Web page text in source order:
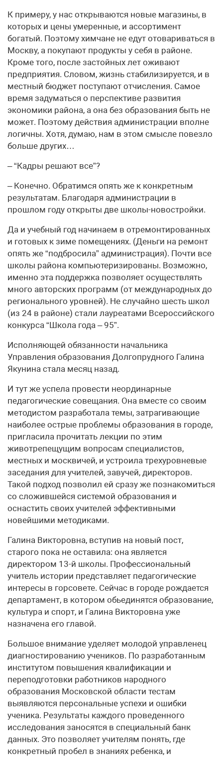
К примеру, у нас открываются новые магазины, в
которых и цены умеренные, и ассортимент
богатый. Поэтому химчане не едут отовариваться в
Москву, а покупают продукты у себя в районе.
Кроме того, после застойных лет оживают
предприятия. Словом, жизнь стабилизируется, и в
местный бюджет поступают отчисления. Самое
время задуматься о перспективе развития
экономики района, а она без образования быть не
может. Поэтому действия администрации вполне
логичны. Хотя, думаю, нам в этом смысле повезло
больше других…
– “Кадры решают все”?
– Конечно. Обратимся опять же к конкретным
результатам. Благодаря администрации в
прошлом году открыты две школы-новостройки.
Да и учебный год начинаем в отремонтированных
и готовых к зиме помещениях. (Деньги на ремонт
опять же “подбросила” администрация). Почти все
школы района компьютеризированы. Возможно,
именно эта поддержка позволяет осуществлять
много авторских программ (от международных до
регионального уровней). Не случайно шесть школ
(из 24 в районе) стали лауреатами Всероссийского
конкурса “Школа года – 95”.
Исполняющей обязанности начальника
Управления образования Долгопрудного Галина
Якунина стала месяц назад.
И тут же успела провести неординарные
педагогические совещания. Она вместе со своим
методистом разработала темы, затрагивающие
наиболее острые проблемы образования в городе,
пригласила прочитать лекции по этим
животрепещущим вопросам специалистов,
местных и москвичей, и устроила трехуровневые
заседания для учителей, завучей, директоров.
Такой подход позволил ей сразу же познакомиться
со сложившейся системой образования и
оснастить своих учителей эффективными
новейшими методиками.
Галина Викторовна, вступив на новый пост,
старого пока не оставила: она является
директором 13-й школы. Профессиональный
учитель истории представляет педагогические
интересы в горсовете. Сейчас в городе рождается
департамент, в котором обьединятся образование,
культура и спорт, и Галина Викторовна уже
назначена его главой.
Большое внимание уделяет молодой управленец
диагностированию учеников. По разработанным
институтом повышения квалификации и
переподготовки работников народного
образования Московской области тестам
выявляются персональные успехи и ошибки
ученика. Результаты каждого проведенного
исследования заносятся в специальный банк
данных. Это позволяет учителям понять, где
конкретный пробел в знаниях ребенка, и